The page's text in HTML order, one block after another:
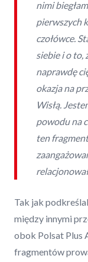
nimi
pierwszych
czołówce.
siebie i o to,
naprawdę
okazja na
Wisłą.
powodu na
ten
Tak jak
między innymi
obok Polsat Plus
fragmentów